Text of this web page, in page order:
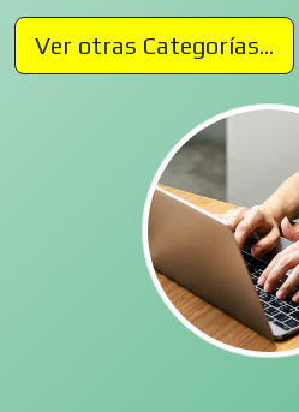
Ver otras Categorías...